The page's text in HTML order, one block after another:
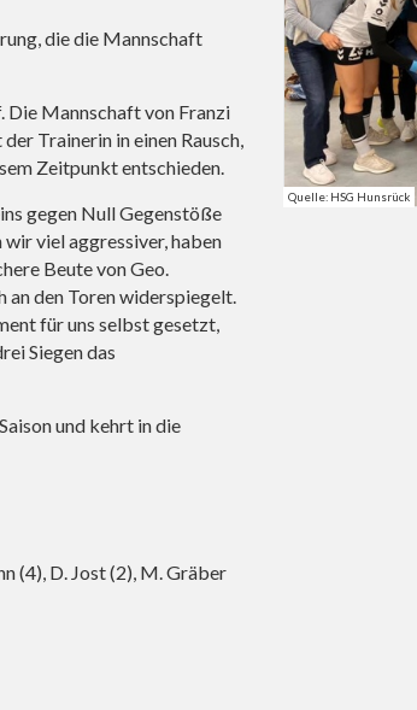
die die Mannschaft
Die Mannschaft von Franzi
Trainerin in einen Rausch,
Zeitpunkt entschieden.
gegen Null Gegenstöße
viel aggressiver, haben
Beute von Geo.
an den Toren widerspiegelt.
für uns selbst gesetzt,
Siegen das
und kehrt in die
(4), D. Jost (2), M. Gräber
Quelle: HSG Hunsrück